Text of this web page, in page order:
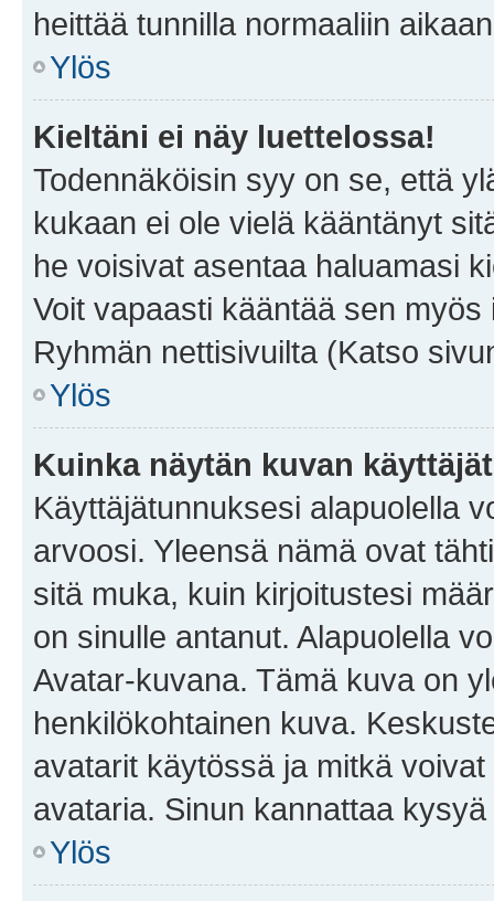
heittää tunnilla normaaliin
Ylös
Kieltäni ei näy luettelossa!
Todennäköisin syy on se, että
kukaan ei ole vielä kääntänyt
he voisivat asentaa haluamasi
Voit vapaasti kääntää sen
Ryhmän nettisivuilta (Katso
Ylös
Kuinka näytän kuvan
Käyttäjätunnuksesi alapuolella
arvoosi. Yleensä nämä ovat
sitä muka, kuin kirjoitustesi
on sinulle antanut. Alapuolella
Avatar-kuvana. Tämä kuva on
henkilökohtainen kuva.
avatarit käytössä ja mitkä
avataria. Sinun kannattaa
Ylös